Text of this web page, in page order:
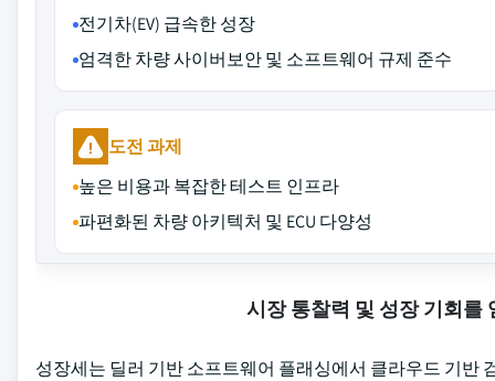
전기차(EV) 급속한 성장
엄격한 차량 사이버보안 및 소프트웨어 규제 준수
도전 과제
높은 비용과 복잡한 테스트 인프라
파편화된 차량 아키텍처 및 ECU 다양성
시장 통찰력 및 성장 기회를
성장세는 딜러 기반 소프트웨어 플래싱에서 클라우드 기반